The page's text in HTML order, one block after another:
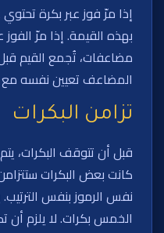
إذا مرّ فوز عبر بكرة
بهذه القيمة. إذا مرّ
مضاعفات، تُجمع القيم
المضاعف تعيين نفسه
تزامن البكرات
قبل أن تتوقف البكرات،
كانت بعض البكرات
الخمس بكرات. لا يلزم أن